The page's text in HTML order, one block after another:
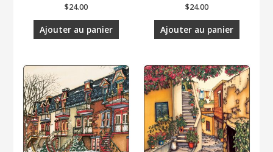
$24.00
Ajouter au panier
$24.00
Ajouter au panier